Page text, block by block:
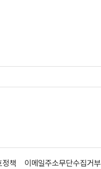
드라마이다.
정책 이메일주소무단수집거부